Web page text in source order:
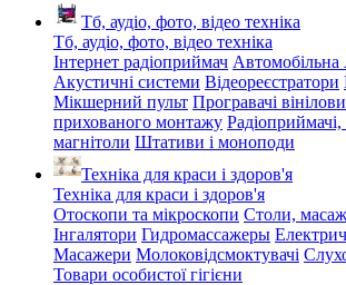
Тб, аудіо, фото, відео техніка
Тб, аудіо, фото, відео техніка
Інтернет радіоприймач Автомобільна
Акустичні системи Відеореєстратори
Мікшерний пульт Програвачі
прихованого монтажу
магнітоли Штативи і моноподи
Техніка для краси і здоров'я
Техніка для краси і здоров'я
Отоскопи та мікроскопи Столи,
Інгалятори Гидромассажеры
Масажери Молоковідсмоктувачі
Товари особистої гігієни